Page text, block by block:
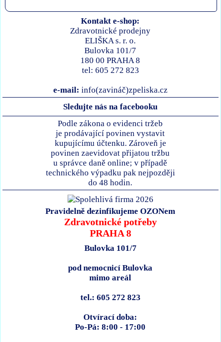
Kontakt e-shop:
Zdravotnické prodejny
ELIŠKA s. r. o.
Bulovka 101/7
180 00 PRAHA 8
tel: 605 272 823
e-mail: info(zavináč)zpeliska.cz
Sledujte nás na facebooku
Podle zákona o evidenci tržeb
je prodávající povinen vystavit
kupujícímu účtenku. Zároveň je
povinen zaevidovat přijatou tržbu
u správce daně online; v případě
technického výpadku pak nejpozději
do 48 hodin.
Pravidelně dezinfikujeme OZONem
Zdravotnické potřeby
PRAHA 8
Bulovka 101/7
pod nemocnicí Bulovka
mimo areál
tel.: 605 272 823
Otvírací doba:
Po-Pá: 8:00 - 17:00